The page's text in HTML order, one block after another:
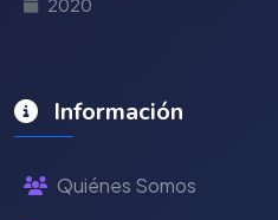
2020
Información
Quiénes Somos